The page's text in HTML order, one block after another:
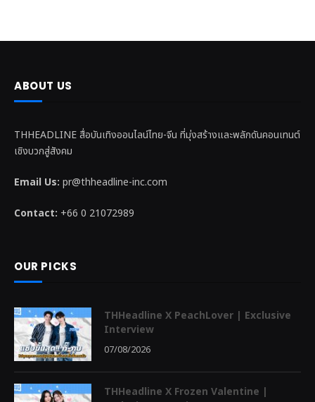
ABOUT US
THHEADLINE สื่อบันเทิงออนไลน์ไทย-จีน ที่มุ่งสร้างและพลักดันคอนเทนต์
เชิงบวกสู่สังคม
Email Us: pr@thheadline-inc.com
Contact: +66 0 21072989
OUR PICKS
THHeadline X PeachLover | Exclusive
Interview
07/08/2026
THHeadline X Frozen Valentine |